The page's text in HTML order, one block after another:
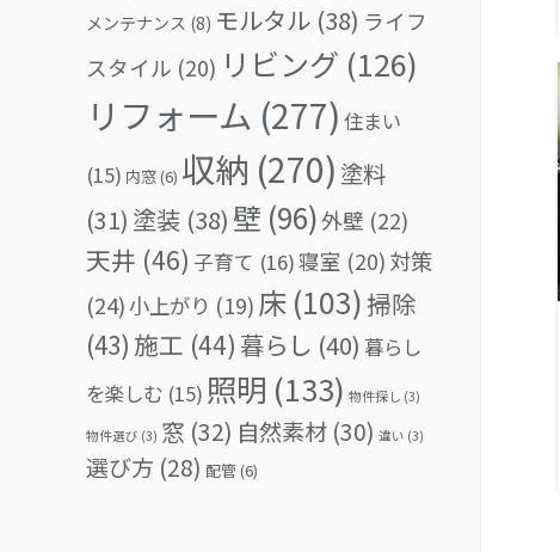
メンテナンス (8) モルタル (38) ライフ
スタイル (20) リビング (126)
リフォーム (277) 住まい
(15) 内窓(6) 収納 (270) 塗料
(31) 塗装 (38) 壁 (96)外壁 (22)
天井 (46) 子育て (16)寝室 (20) 対策
(24)小上がり (19) 床 (103)掃除
(43) 施工 (44) 暮らし (40) 暮らし
を楽しむ (15) 照明 (133) 物件探し (3)
物件選び (3) 窓 (32) 自然素材 (30) 違い (3)
選び方 (28) 配管(6)